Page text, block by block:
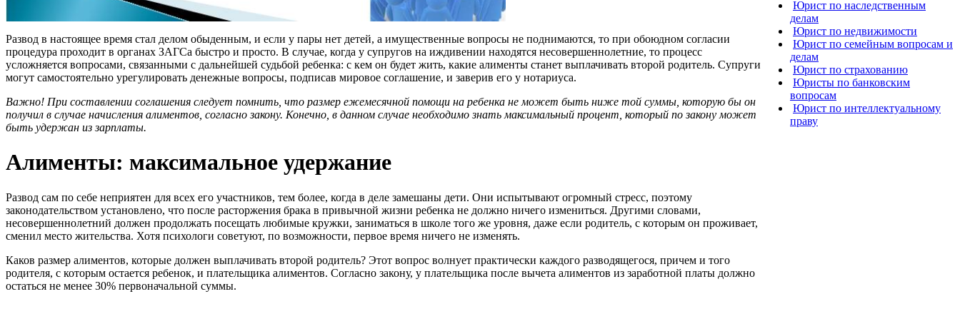
Развод в настоящее время стал делом обыденным, и если у пары нет детей, а имущественные вопросы не поднимаются, то при обоюдном согласии
процедура проходит в органах ЗАГСа быстро и просто. В случае, когда у супругов на иждивении находятся несовершеннолетние, то процесс
усложняется вопросами, связанными с дальнейшей судьбой ребенка: с кем он будет жить, какие алименты станет выплачивать второй родитель. Супруги
могут самостоятельно урегулировать денежные вопросы, подписав мировое соглашение, и заверив его у нотариуса.
Важно! При составлении соглашения следует помнить, что размер ежемесячной помощи на ребенка не может быть ниже той суммы, которую бы он
получил в случае начисления алиментов, согласно закону. Конечно, в данном случае необходимо знать максимальный процент, который по закону может
быть удержан из зарплаты.
Алименты: максимальное удержание
Развод сам по себе неприятен для всех его участников, тем более, когда в деле замешаны дети. Они испытывают огромный стресс, поэтому
законодательством установлено, что после расторжения брака в привычной жизни ребенка не должно ничего измениться. Другими словами,
несовершеннолетний должен продолжать посещать любимые кружки, заниматься в школе того же уровня, даже если родитель, с которым он проживает,
сменил место жительства. Хотя психологи советуют, по возможности, первое время ничего не изменять.
Каков размер алиментов, которые должен выплачивать второй родитель? Этот вопрос волнует практически каждого разводящегося, причем и того
родителя, с которым остается ребенок, и плательщика алиментов. Согласно закону, у плательщика после вычета алиментов из заработной платы должно
остаться не менее 30% первоначальной суммы.
Юрист по наследственным
делам
Юрист по недвижимости
Юрист по семейным вопросам и
делам
Юрист по страхованию
Юристы по банковским
вопросам
Юрист по интеллектуальному
праву